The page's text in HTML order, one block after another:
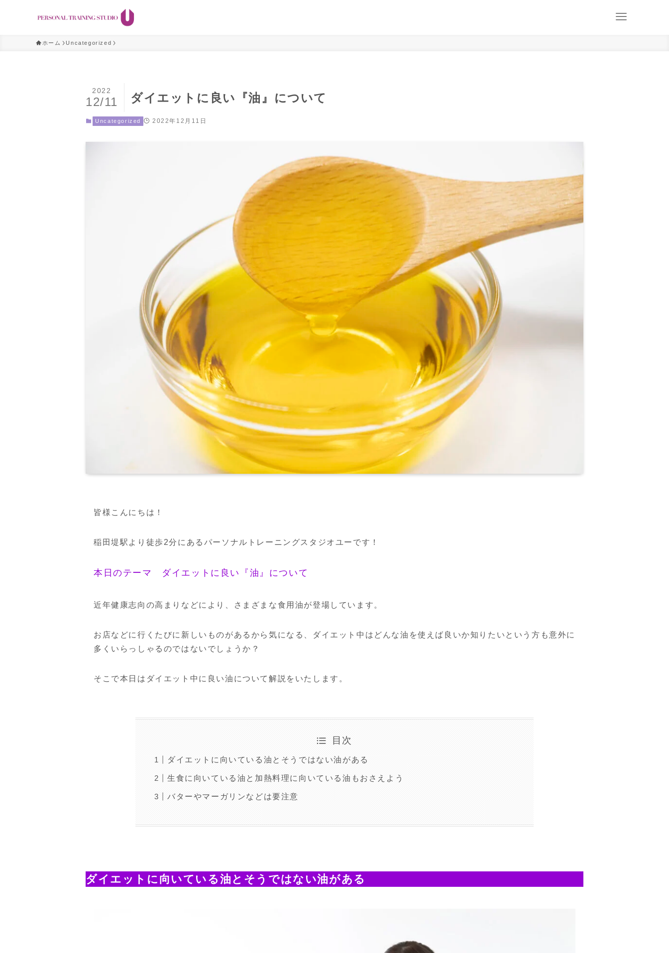
ホーム Uncategorized
ダイエットに良い『油』について
2022
12/11
Uncategorized 2022年12月11日
皆様こんにちは！
稲田堤駅より徒歩2分にあるパーソナルトレーニングスタジオユーです！
本日のテーマ ダイエットに良い『油』について
近年健康志向の高まりなどにより、さまざまな食用油が登場しています。
お店などに行くたびに新しいものがあるから気になる、ダイエット中はどんな油を使えば良いか知りたいという方も意外に
多くいらっしゃるのではないでしょうか？
そこで本日はダイエット中に良い油について解説をいたします。
目次
ダイエットに向いている油とそうではない油がある
生食に向いている油と加熱料理に向いている油もおさえよう
バターやマーガリンなどは要注意
ダイエットに向いている油とそうではない油がある